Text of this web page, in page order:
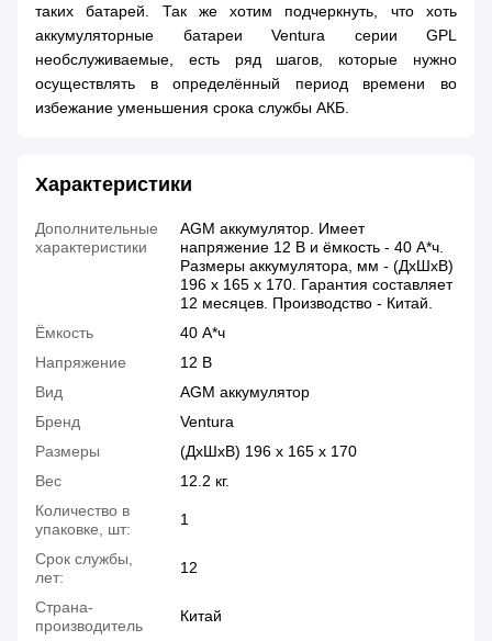
таких батарей. Так же хотим подчеркнуть, что хоть
аккумуляторные батареи Ventura серии GPL
необслуживаемые, есть ряд шагов, которые нужно
осуществлять в определённый период времени во
избежание уменьшения срока службы АКБ.
Характеристики
Дополнительные
характеристики
AGM аккумулятор. Имеет
напряжение 12 В и ёмкость - 40 А*ч.
Размеры аккумулятора, мм - (ДхШхВ)
196 х 165 х 170. Гарантия составляет
12 месяцев. Производство - Китай.
Ёмкость
40 А*ч
Напряжение
12 В
Вид
AGM аккумулятор
Бренд
Ventura
Размеры
(ДхШхВ) 196 x 165 x 170
Вес
12.2 кг.
Количество в
упаковке, шт:
1
Срок службы,
лет:
12
Страна-
производитель
Китай